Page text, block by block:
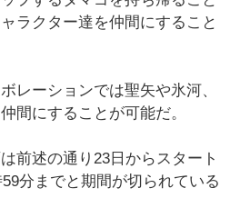
ラクター達を仲間にすること
レーションでは聖矢や氷河、
間にすることが可能だ。
前述の通り23日からスタート
分までと期間が切られている